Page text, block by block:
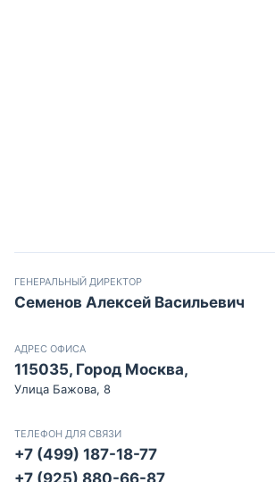
ГЕНЕРАЛЬНЫЙ ДИРЕКТОР
Семенов Алексей Васильевич
АДРЕС ОФИСА
115035, Город Москва,
Улица Бажова, 8
ТЕЛЕФОН ДЛЯ СВЯЗИ
+7 (499) 187-18-77
+7 (925) 880-66-87